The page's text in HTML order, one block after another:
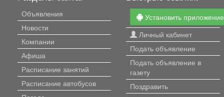
Объявления
Новости
Компании
Афиша
Расписание занятий
Расписание автобусов
Установить приложение
Личный кабинет
Подать объявление
Подать объявление в
газету
Поздравить